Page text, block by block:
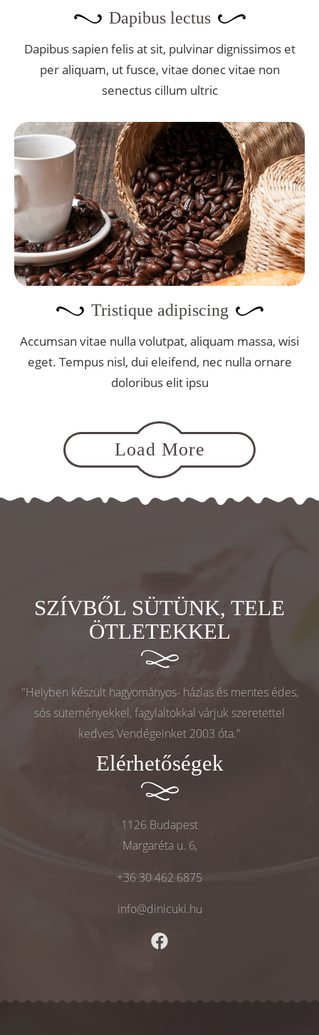
Dapibus lectus
Dapibus sapien felis at sit, pulvinar dignissimos et
per aliquam, ut fusce, vitae donec vitae non
senectus cillum ultric
Tristique adipiscing
Accumsan vitae nulla volutpat, aliquam massa, wisi
eget. Tempus nisl, dui eleifend, nec nulla ornare
doloribus elit ipsu
Load More
SZÍVBŐL SÜTÜNK, TELE
ÖTLETEKKEL
"Helyben készült hagyományos- házias és mentes édes,
sós süteményekkel, fagylaltokkal várjuk szeretettel
kedves Vendégeinket 2003 óta."
Elérhetőségek
1126 Budapest
Margaréta u. 6,
+36 30 462 6875
info@dinicuki.hu